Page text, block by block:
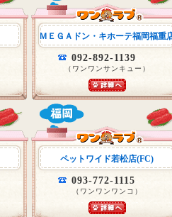
ＭＥＧＡドン・キホーテ福岡福重
092-892-1139
（ワンワンサンキュー）
ペットワイド若松店(FC)
093-772-1115
（ワンワンワンコ）